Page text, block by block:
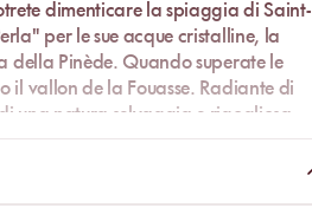
dimenticare la spiaggia diSaint-
per le sue acque cristalline, la
della Pinède. Quando superate le
il vallon de la Fouasse. Radiante di
una natura selvaggia e rigogliosa.
voi.